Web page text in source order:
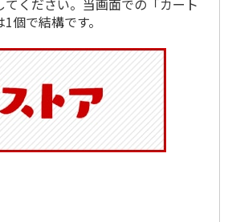
ドリ
ー
陶器ダイカットマグ
カップ ポムポムプ
リン CHMGD4
2,970円
(送料別・税込)
コーデュロイ生地ラ
ンチバッグ ハロー
キティ KCOB2
2,200円
(送料別・税込)
ください。当画面での「カート
個で結構です。